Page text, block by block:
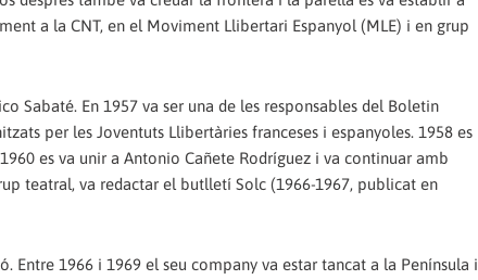
a la CNT, en el Moviment Llibertari Espanyol (MLE) i en grup
Sabaté. En 1957 va ser una de les responsables del Boletin
per les Joventuts Llibertàries franceses i espanyoles. 1958 es
es va unir a Antonio Cañete Rodríguez i va continuar amb
teatral, va redactar el butlletí Solc (1966-1967, publicat en
Entre 1966 i 1969 el seu company va estar tancat a la Península i